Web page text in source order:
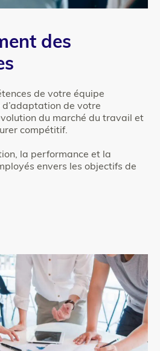
des
de votre équipe
de votre
du marché du travail et
compétitif.
la performance et la
envers les objectifs de